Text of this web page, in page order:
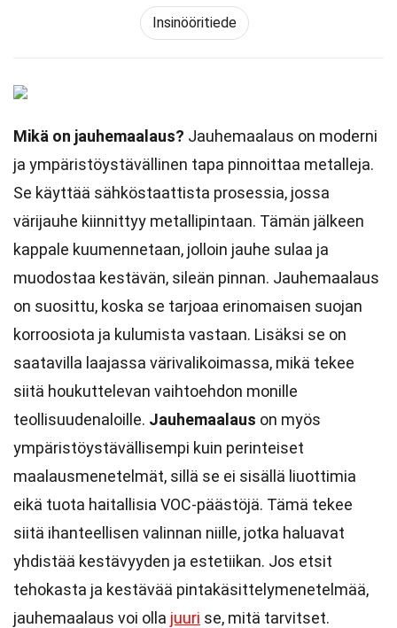
Insinööritiede
Mikä on jauhemaalaus? Jauhemaalaus on moderni
ja ympäristöystävällinen tapa pinnoittaa metalleja.
Se käyttää sähköstaattista prosessia, jossa
värijauhe kiinnittyy metallipintaan. Tämän jälkeen
kappale kuumennetaan, jolloin jauhe sulaa ja
muodostaa kestävän, sileän pinnan. Jauhemaalaus
on suosittu, koska se tarjoaa erinomaisen suojan
korroosiota ja kulumista vastaan. Lisäksi se on
saatavilla laajassa värivalikoimassa, mikä tekee
siitä houkuttelevan vaihtoehdon monille
teollisuudenaloille. Jauhemaalaus on myös
ympäristöystävällisempi kuin perinteiset
maalausmenetelmät, sillä se ei sisällä liuottimia
eikä tuota haitallisia VOC-päästöjä. Tämä tekee
siitä ihanteellisen valinnan niille, jotka haluavat
yhdistää kestävyyden ja estetiikan. Jos etsit
tehokasta ja kestävää pintakäsittelymenetelmää,
jauhemaalaus voi olla juuri se, mitä tarvitset.